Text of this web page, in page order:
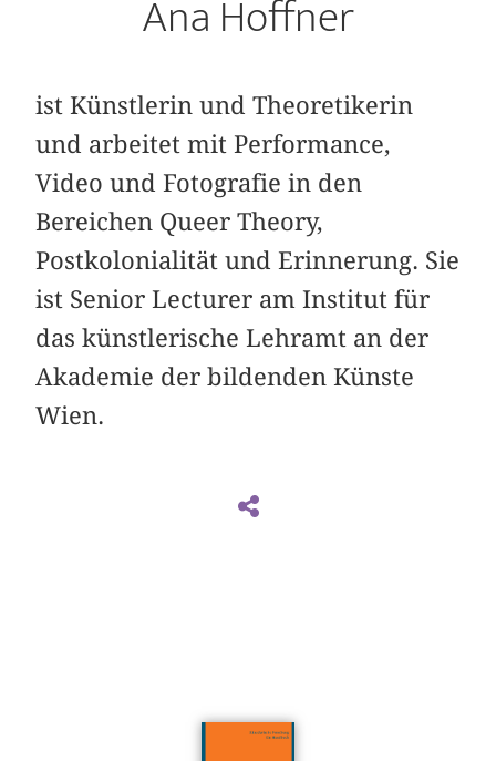
Ana Hoffner
ist Künstlerin und Theoretikerin
und arbeitet mit Performance,
Video und Fotografie in den
Bereichen Queer Theory,
Postkolonialität und Erinnerung. Sie
ist Senior Lecturer am Institut für
das künstlerische Lehramt an der
Akademie der bildenden Künste
Wien.